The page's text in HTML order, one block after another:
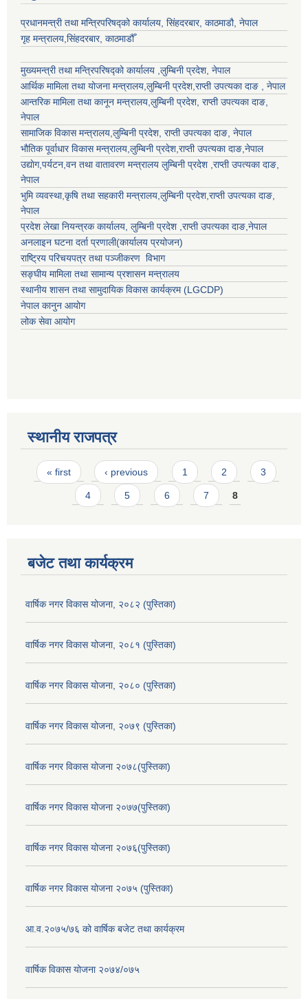
प्रधानमन्त्री तथा मन्त्रिपरिषद्को कार्यालय, सिंहदरबार, काठमाडौ, नेपाल
गृह मन्त्रालय,सिंहदरबार, काठमाडौँ
मुख्यमन्त्री तथा मन्त्रिपरिषद्को कार्यालय ,लुम्बिनी प्रदेश, नेपाल
आर्थिक मामिला तथा योजना मन्त्रालय,लुम्बिनी प्रदेश,राप्ती उपत्यका दाङ , नेपाल
आन्तरिक मामिला तथा कानून मन्त्रालय,लुम्बिनी प्रदेश, राप्ती उपत्यका दाङ,
नेपाल
सामाजिक विकास मन्त्रालय,लुम्बिनी प्रदेश, राप्ती उपत्यका दाङ, नेपाल
भौतिक पूर्वाधार विकास मन्त्रालय,लुम्बिनी प्रदेश,राप्ती उपत्यका दाङ,नेपाल
उद्याेग,पर्यटन,वन तथा वातावरण मन्त्रालय लुम्बिनी प्रदेश ,राप्ती उपत्यका दाङ,
नेपाल
भुमि व्यवस्था,कृषि तथा सहकारी मन्त्रालय,लुम्बिनी प्रदेश,राप्ती उपत्यका दाङ,
नेपाल
प्रदेश लेखा नियन्त्रक कार्यालय, लुम्बिनी प्रदेश ,राप्ती उपत्यका दाङ,नेपाल
अनलाइन घटना दर्ता प्रणाली(कार्यालय प्रयोजन)
राष्ट्रिय परिचयपत्र तथा पञ्जीकरण विभाग
सङ्घीय मामिला तथा सामान्य प्रशासन मन्त्रालय
स्थानीय शासन तथा सामुदायिक विकास कार्यक्रम (LGCDP)
नेपाल कानुन आयोग
लोक सेवा आयोग
स्थानीय राजपत्र
Pages
« first ‹ previous 1 2 3
4 5 6 7 8
बजेट तथा कार्यक्रम
वार्षिक नगर विकास योजना, २०८२ (पुस्तिका)
वार्षिक नगर विकास योजना, २०८१ (पुस्तिका)
वार्षिक नगर विकास योजना, २०८० (पुस्तिका)
वार्षिक नगर विकास योजना, २०७९ (पुस्तिका)
वार्षिक नगर विकास योजना २०७८(पुस्तिका)
वार्षिक नगर विकास योजना २०७७(पुस्तिका)
वार्षिक नगर विकास योजना २०७६(पुस्तिका)
वार्षिक नगर विकास योजना २०७५ (पुस्तिका)
आ.व.२०७५/७६ को वार्षिक बजेट तथा कार्यक्रम
वार्षिक विकास योजना २०७४/०७५